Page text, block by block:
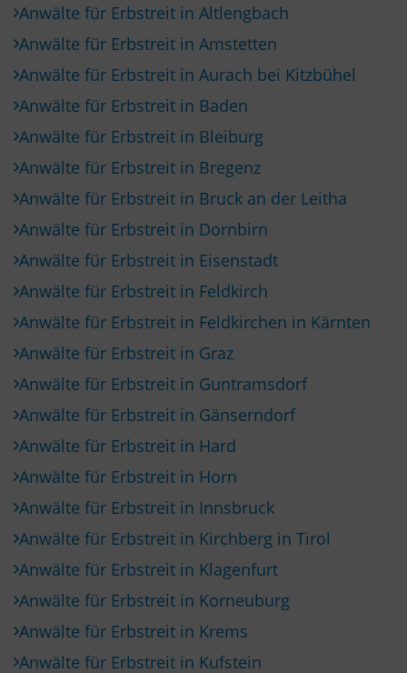
Anwälte für Erbstreit in Altlengbach
Anwälte für Erbstreit in Amstetten
Anwälte für Erbstreit in Aurach bei Kitzbühel
Anwälte für Erbstreit in Baden
Anwälte für Erbstreit in Bleiburg
Anwälte für Erbstreit in Bregenz
Anwälte für Erbstreit in Bruck an der Leitha
Anwälte für Erbstreit in Dornbirn
Anwälte für Erbstreit in Eisenstadt
Anwälte für Erbstreit in Feldkirch
Anwälte für Erbstreit in Feldkirchen in Kärnten
Anwälte für Erbstreit in Graz
Anwälte für Erbstreit in Guntramsdorf
Anwälte für Erbstreit in Gänserndorf
Anwälte für Erbstreit in Hard
Anwälte für Erbstreit in Horn
Anwälte für Erbstreit in Innsbruck
Anwälte für Erbstreit in Kirchberg in Tirol
Anwälte für Erbstreit in Klagenfurt
Anwälte für Erbstreit in Korneuburg
Anwälte für Erbstreit in Krems
Anwälte für Erbstreit in Kufstein